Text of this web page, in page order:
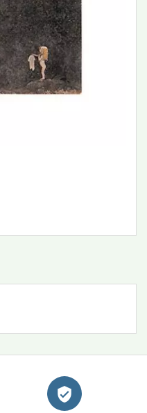
verified_user